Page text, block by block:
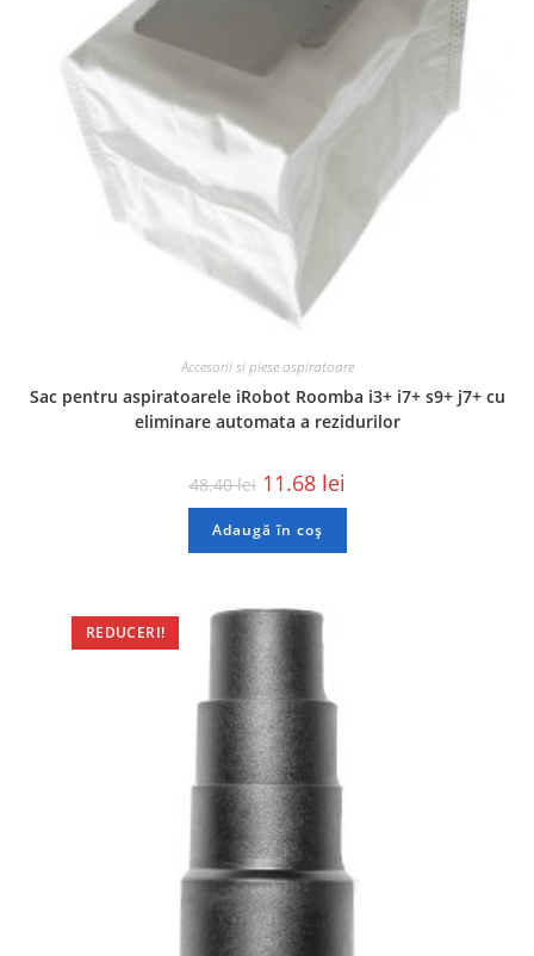
Accesorii si piese aspiratoare
Sac pentru aspiratoarele iRobot Roomba i3+ i7+ s9+ j7+ cu
eliminare automata a rezidurilor
48.40lei 11.68 lei
Adaugă în coș
REDUCERI!